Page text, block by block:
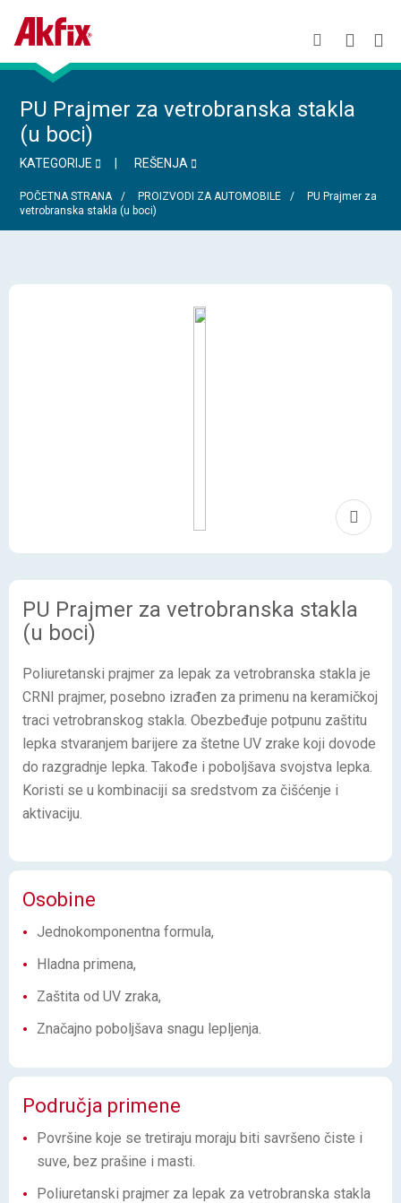
PU Prajmer za vetrobranska stakla
(u boci)
KATEGORIJE REŠENJA
POČETNA STRANA PROIZVODI ZA AUTOMOBILE
PU Prajmer za
vetrobranska stakla (u boci)
PU Prajmer za vetrobranska stakla
(u boci)
Poliuretanski prajmer za lepak za vetrobranska stakla je
CRNI prajmer, posebno izrađen za primenu na keramičkoj
traci vetrobranskog stakla. Obezbeđuje potpunu zaštitu
lepka stvaranjem barijere za štetne UV zrake koji dovode
do razgradnje lepka. Takođe i poboljšava svojstva lepka.
Koristi se u kombinaciji sa sredstvom za čišćenje i
aktivaciju.
Osobine
Jednokomponentna formula,
Hladna primena,
Zaštita od UV zraka,
Značajno poboljšava snagu lepljenja.
Područja primene
Površine koje se tretiraju moraju biti savršeno čiste i
suve, bez prašine i masti.
Poliuretanski prajmer za lepak za vetrobranska stakla